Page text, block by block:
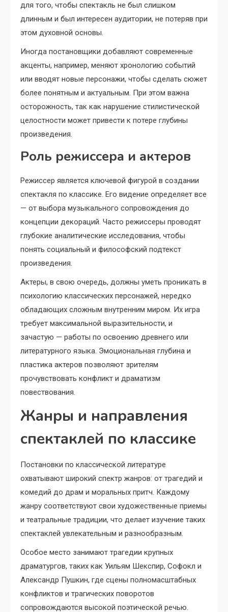
для того, чтобы спектакль не был слишком
длинным и был интересен аудитории, не потеряв при
этом духовной основы.
Иногда постановщики добавляют современные
акценты, например, меняют хронологию событий
или вводят новые персонажи, чтобы сделать сюжет
более понятным и актуальным. При этом важна
осторожность, так как нарушение стилистической
целостности может привести к потере глубины
произведения.
Роль режиссера и актеров
Режиссер является ключевой фигурой в создании
спектакля по классике. Его видение определяет все
— от выбора музыкального сопровождения до
концепции декораций. Часто режиссеры проводят
глубокие аналитические исследования, чтобы
понять социальный и философский подтекст
произведения.
Актеры, в свою очередь, должны уметь проникать в
психологию классических персонажей, нередко
обладающих сложным внутренним миром. Их игра
требует максимальной выразительности, и
зачастую — работы по освоению древнего или
литературного языка. Эмоциональная глубина и
пластика актеров позволяют зрителям
прочувствовать конфликт и драматизм
повествования.
Жанры и направления
спектаклей по классике
Постановки по классической литературе
охватывают широкий спектр жанров: от трагедий и
комедий до драм и моральных притч. Каждому
жанру соответствуют свои художественные приемы
и театральные традиции, что делает изучение таких
спектаклей увлекательным и разнообразным.
Особое место занимают трагедии крупных
драматургов, таких как Уильям Шекспир, Софокл и
Александр Пушкин, где сцены полномасштабных
конфликтов и трагических поворотов
сопровождаются высокой поэтической речью.